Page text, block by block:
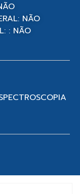
NÃO
: NÃO